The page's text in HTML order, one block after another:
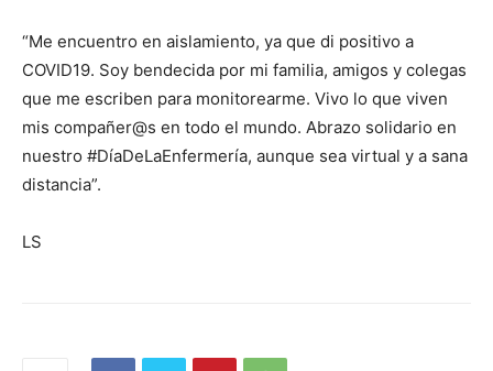
“Me encuentro en aislamiento, ya que di positivo a
COVID19. Soy bendecida por mi familia, amigos y colegas
que me escriben para monitorearme. Vivo lo que viven
mis compañer@s en todo el mundo. Abrazo solidario en
nuestro #DíaDeLaEnfermería, aunque sea virtual y a sana
distancia”.
LS